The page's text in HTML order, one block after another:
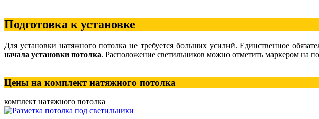
Подготовка к установке
Для установки натяжного потолка не требуется больших усилий. Единственное
начала установки потолка. Расположение светильников можно отметить маркером на
Цены на комплект натяжного потолка
комплект натяжного потолка